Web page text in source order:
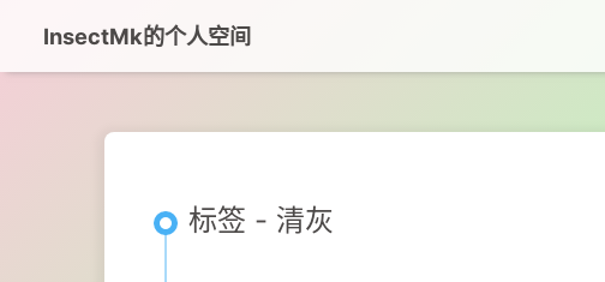
InsectMk的个人空间
标签 - 清灰